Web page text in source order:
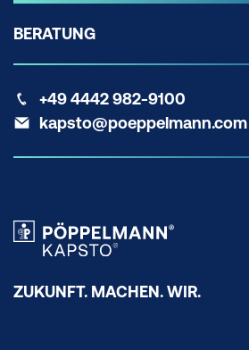
BERATUNG
+49 4442 982-9100
kapsto@poeppelmann.com
ZUKUNFT. MACHEN. WIR.